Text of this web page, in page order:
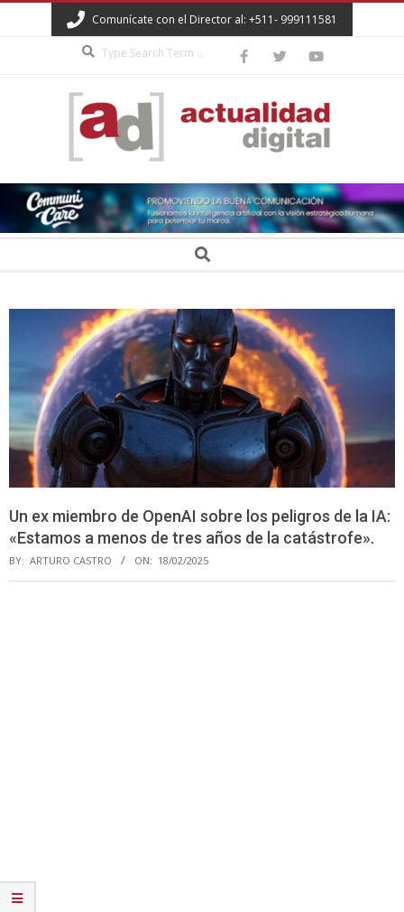
to
Comunícate con el Director al: +511- 999111581
ACTUALIDAD
DIGITAL Search
Un ex miembro de OpenAI sobre los peligros de la IA:
«Estamos a menos de tres años de la catástrofe».
BY: ARTURO CASTRO ON: 18/02/2025